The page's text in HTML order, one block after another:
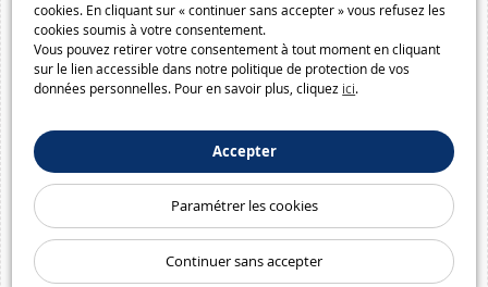
cookies. En cliquant sur « continuer sans accepter » vous refusez les
cookies soumis à votre consentement.
Vous pouvez retirer votre consentement à tout moment en cliquant
sur le lien accessible dans notre politique de protection de vos
données personnelles. Pour en savoir plus, cliquez ici.
Accepter
Paramétrer les cookies
Continuer sans accepter